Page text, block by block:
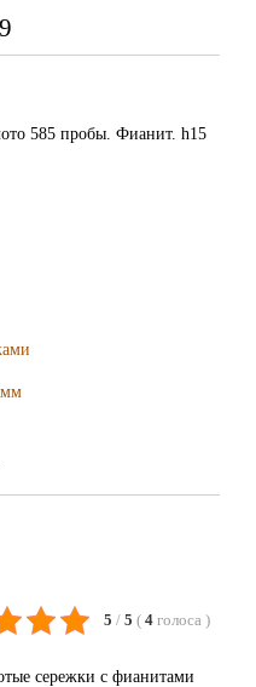
585 пробы. Фианит. h15
5 / 5 ( 4 голоса )
сережки с фианитами